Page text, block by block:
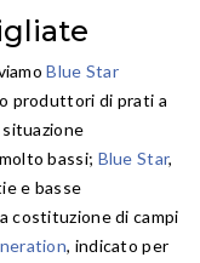
Blue Star
produttori di prati a
bassi; Blue Star,
e basse
costituzione di campi
, indicato per